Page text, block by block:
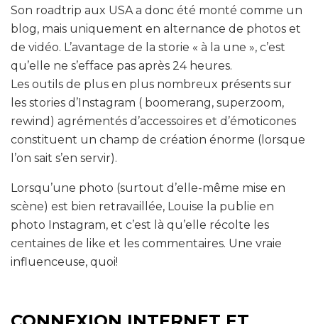
Son roadtrip aux USA a donc été monté comme un
blog, mais uniquement en alternance de photos et
de vidéo. L’avantage de la storie « à la une », c’est
qu’elle ne s’efface pas après 24 heures.
Les outils de plus en plus nombreux présents sur
les stories d’Instagram ( boomerang, superzoom,
rewind) agrémentés d’accessoires et d’émoticones
constituent un champ de création énorme (lorsque
l’on sait s’en servir).
Lorsqu’une photo (surtout d’elle-même mise en
scène) est bien retravaillée, Louise la publie en
photo Instagram, et c’est là qu’elle récolte les
centaines de like et les commentaires. Une vraie
influenceuse, quoi!